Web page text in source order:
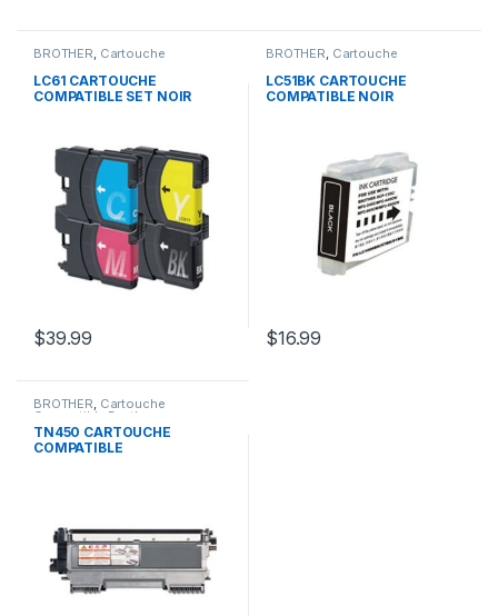
BROTHER, Cartouche
Compatible Brother
LC61 CARTOUCHE
COMPATIBLE SET NOIR
$39.99
BROTHER, Cartouche
Compatible Brother
LC51BK CARTOUCHE
COMPATIBLE NOIR
$16.99
BROTHER, Cartouche
Compatible Brother
TN450 CARTOUCHE
COMPATIBLE